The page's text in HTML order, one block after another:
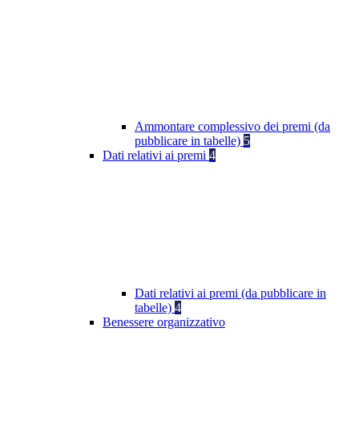
Ammontare complessivo dei premi (da
pubblicare in tabelle) 5
Dati relativi ai premi 4
Dati relativi ai premi (da pubblicare in
tabelle) 4
Benessere organizzativo